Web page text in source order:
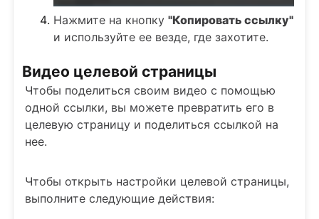
Нажмите на кнопку "Копировать ссылку"
и используйте ее везде, где захотите.
Видео целевой страницы
Чтобы поделиться своим видео с помощью
одной ссылки, вы можете превратить его в
целевую страницу и поделиться ссылкой на
нее.
Чтобы открыть настройки целевой страницы,
выполните следующие действия: